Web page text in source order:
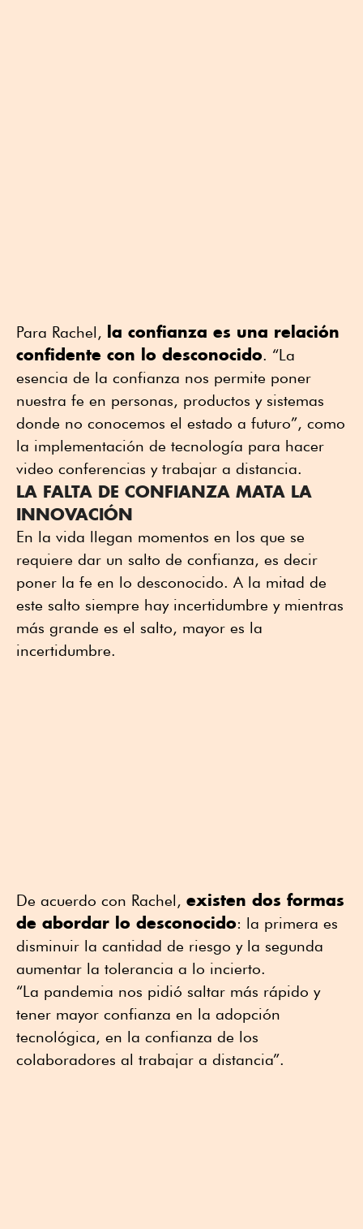
Para Rachel, la confianza es una relación
confidente con lo desconocido. “La
esencia de la confianza nos permite poner
nuestra fe en personas, productos y sistemas
donde no conocemos el estado a futuro”, como
la implementación de tecnología para hacer
video conferencias y trabajar a distancia.
LA FALTA DE CONFIANZA MATA LA
INNOVACIÓN
En la vida llegan momentos en los que se
requiere dar un salto de confianza, es decir
poner la fe en lo desconocido. A la mitad de
este salto siempre hay incertidumbre y mientras
más grande es el salto, mayor es la
incertidumbre.
De acuerdo con Rachel, existen dos formas
de abordar lo desconocido: la primera es
disminuir la cantidad de riesgo y la segunda
aumentar la tolerancia a lo incierto.
“La pandemia nos pidió saltar más rápido y
tener mayor confianza en la adopción
tecnológica, en la confianza de los
colaboradores al trabajar a distancia”.